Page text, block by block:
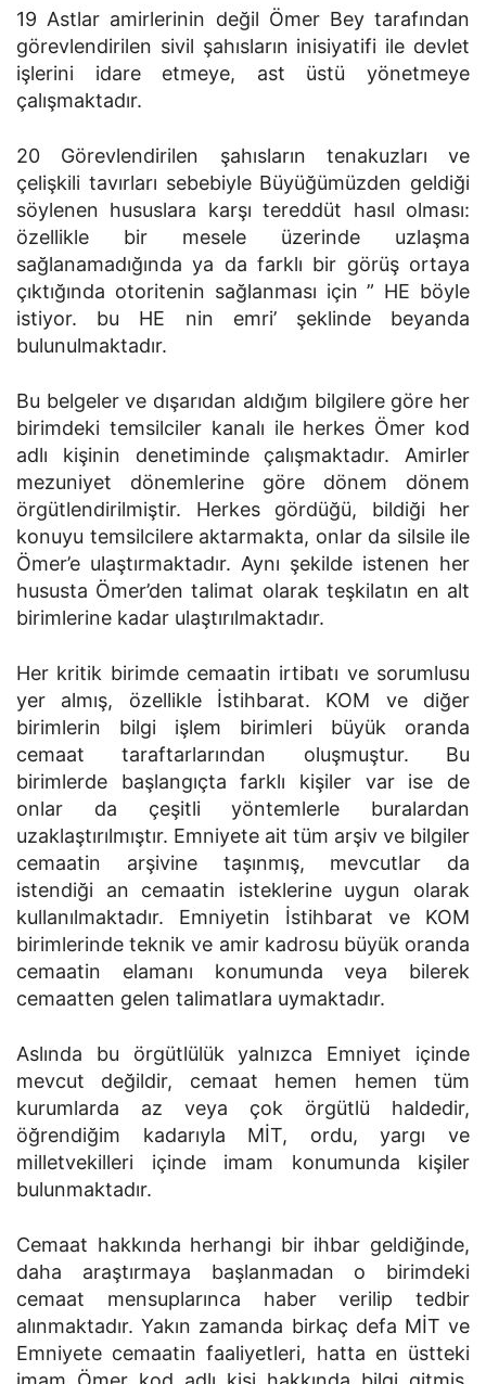
19 Astlar amirlerinin değil Ömer Bey tarafından
görevlendirilen sivil şahısların inisiyatifi ile devlet
işlerini idare etmeye, ast üstü yönetmeye
çalışmaktadır.
20 Görevlendirilen şahısların tenakuzları ve
çelişkili tavırları sebebiyle Büyüğümüzden geldiği
söylenen hususlara karşı tereddüt hasıl olması:
özellikle bir mesele üzerinde uzlaşma
sağlanamadığında ya da farklı bir görüş ortaya
çıktığında otoritenin sağlanması için ” HE böyle
istiyor. bu HE nin emri’ şeklinde beyanda
bulunulmaktadır.
Bu belgeler ve dışarıdan aldığım bilgilere göre her
birimdeki temsilciler kanalı ile herkes Ömer kod
adlı kişinin denetiminde çalışmaktadır. Amirler
mezuniyet dönemlerine göre dönem dönem
örgütlendirilmiştir. Herkes gördüğü, bildiği her
konuyu temsilcilere aktarmakta, onlar da silsile ile
Ömer’e ulaştırmaktadır. Aynı şekilde istenen her
hususta Ömer’den talimat olarak teşkilatın en alt
birimlerine kadar ulaştırılmaktadır.
Her kritik birimde cemaatin irtibatı ve sorumlusu
yer almış, özellikle İstihbarat. KOM ve diğer
birimlerin bilgi işlem birimleri büyük oranda
cemaat taraftarlarından oluşmuştur. Bu
birimlerde başlangıçta farklı kişiler var ise de
onlar da çeşitli yöntemlerle buralardan
uzaklaştırılmıştır. Emniyete ait tüm arşiv ve bilgiler
cemaatin arşivine taşınmış, mevcutlar da
istendiği an cemaatin isteklerine uygun olarak
kullanılmaktadır. Emniyetin İstihbarat ve KOM
birimlerinde teknik ve amir kadrosu büyük oranda
cemaatin elamanı konumunda veya bilerek
cemaatten gelen talimatlara uymaktadır.
Aslında bu örgütlülük yalnızca Emniyet içinde
mevcut değildir, cemaat hemen hemen tüm
kurumlarda az veya çok örgütlü haldedir,
öğrendiğim kadarıyla MİT, ordu, yargı ve
milletvekilleri içinde imam konumunda kişiler
bulunmaktadır.
Cemaat hakkında herhangi bir ihbar geldiğinde,
daha araştırmaya başlanmadan o birimdeki
cemaat mensuplarınca haber verilip tedbir
alınmaktadır. Yakın zamanda birkaç defa MİT ve
Emniyete cemaatin faaliyetleri, hatta en üstteki